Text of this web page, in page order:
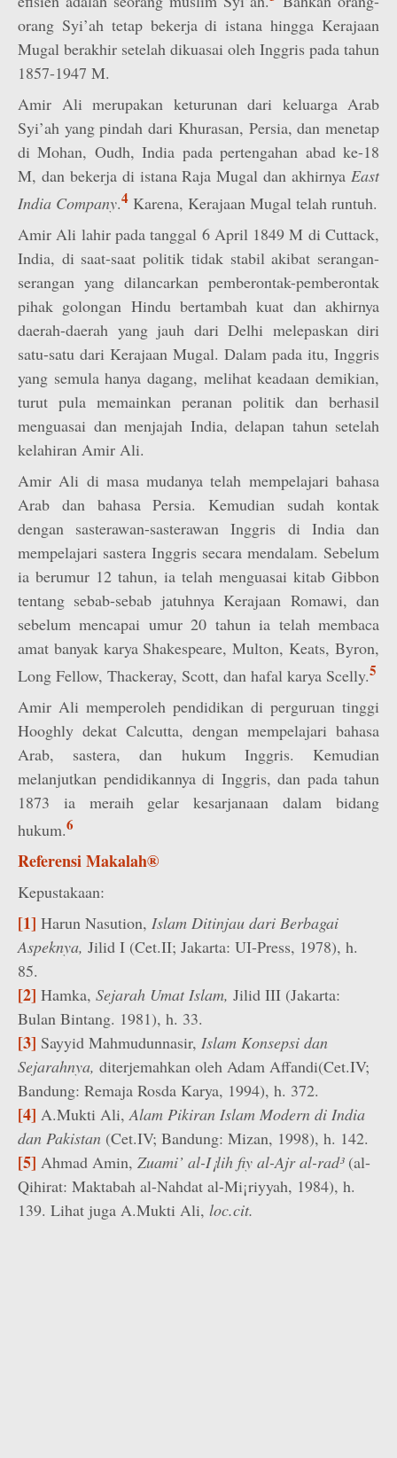
orang Syi’ah tetap bekerja di istana hingga Kerajaan
Mugal berakhir setelah dikuasai oleh Inggris pada tahun
1857-1947 M.
Amir Ali merupakan keturunan dari keluarga Arab
Syi’ah yang pindah dari Khurasan, Persia, dan menetap
di Mohan, Oudh, India pada pertengahan abad ke-18
M, dan bekerja di istana Raja Mugal dan akhirnya East
India Company.4 Karena, Kerajaan Mugal telah runtuh.
Amir Ali lahir pada tanggal 6 April 1849 M di Cuttack,
India, di saat-saat politik tidak stabil akibat serangan-
serangan yang dilancarkan pemberontak-pemberontak
pihak golongan Hindu bertambah kuat dan akhirnya
daerah-daerah yang jauh dari Delhi melepaskan diri
satu-satu dari Kerajaan Mugal. Dalam pada itu, Inggris
yang semula hanya dagang, melihat keadaan demikian,
turut pula memainkan peranan politik dan berhasil
menguasai dan menjajah India, delapan tahun setelah
kelahiran Amir Ali.
Amir Ali di masa mudanya telah mempelajari bahasa
Arab dan bahasa Persia. Kemudian sudah kontak
dengan sasterawan-sasterawan Inggris di India dan
mempelajari sastera Inggris secara mendalam. Sebelum
ia berumur 12 tahun, ia telah menguasai kitab Gibbon
tentang sebab-sebab jatuhnya Kerajaan Romawi, dan
sebelum mencapai umur 20 tahun ia telah membaca
amat banyak karya Shakespeare, Multon, Keats, Byron,
Long Fellow, Thackeray, Scott, dan hafal karya Scelly.5
Amir Ali memperoleh pendidikan di perguruan tinggi
Hooghly dekat Calcutta, dengan mempelajari bahasa
Arab, sastera, dan hukum Inggris. Kemudian
melanjutkan pendidikannya di Inggris, dan pada tahun
1873 ia meraih gelar kesarjanaan dalam bidang
hukum.6
Referensi Makalah®
Kepustakaan:
[1] Harun Nasution, Islam Ditinjau dari Berbagai
Aspeknya, Jilid I (Cet.II; Jakarta: UI-Press, 1978), h.
85.
[2] Hamka, Sejarah Umat Islam, Jilid III (Jakarta:
Bulan Bintang. 1981), h. 33.
[3] Sayyid Mahmudunnasir, Islam Konsepsi dan
Sejarahnya, diterjemahkan oleh Adam Affandi(Cet.IV;
Bandung: Remaja Rosda Karya, 1994), h. 372.
[4] A.Mukti Ali,Alam Pikiran Islam Modern di India
dan Pakistan (Cet.IV; Bandung: Mizan, 1998), h. 142.
[5] Ahmad Amin, Zuami’ al-I¡lih fiy al-Ajr al-rad³ (al-
Qihirat: Maktabah al-Nahdat al-Mi¡riyyah, 1984), h.
139. Lihat juga A.Mukti Ali, loc.cit.